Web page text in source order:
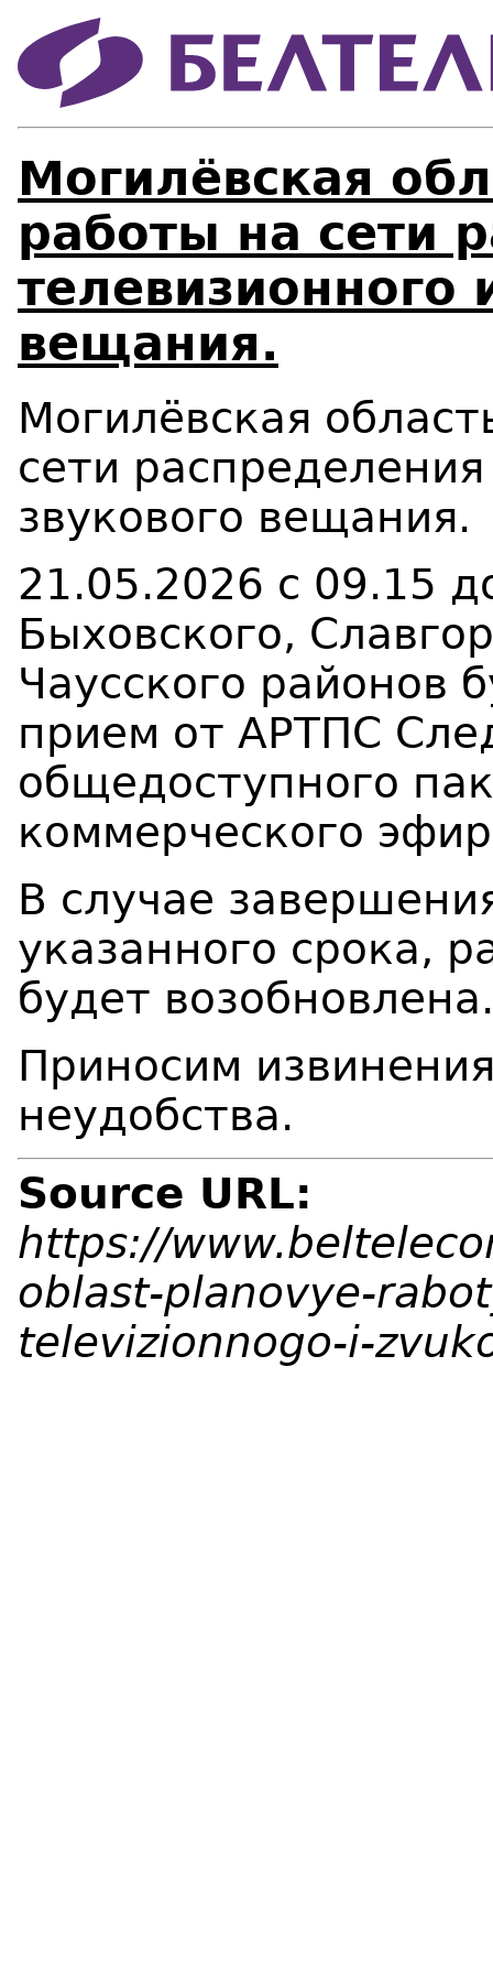
Могилёвская
работы на сети
телевизионного
вещания.
Могилёвская
сети
звукового вещания.
21.05.2026 с 09.15
Быховского,
Чаусского районов
прием от АРТПС
общедоступного
коммерческого
В случае
указанного срока,
будет
Приносим
неудобства.
Source URL:
https://
oblast-planovye-
televizionnogo-i-